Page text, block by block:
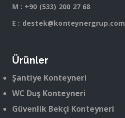
M : +90 (533) 200 27 68
E : destek@konteynergrup.com
Ürünler
Şantiye Konteyneri
WC Duş Konteyneri
Güvenlik Bekçi Konteyneri